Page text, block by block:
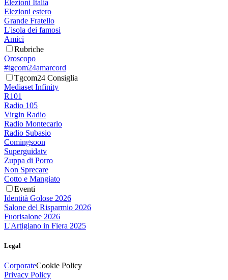
Elezioni Italia
Elezioni estero
Grande Fratello
L'isola dei famosi
Amici
Rubriche
Oroscopo
#tgcom24amarcord
Tgcom24 Consiglia
Mediaset Infinity
R101
Radio 105
Virgin Radio
Radio Montecarlo
Radio Subasio
Comingsoon
Superguidatv
Zuppa di Porro
Non Sprecare
Cotto e Mangiato
Eventi
Identità Golose 2026
Salone del Risparmio 2026
Fuorisalone 2026
L'Artigiano in Fiera 2025
Legal
CorporateCookie Policy
Privacy Policy